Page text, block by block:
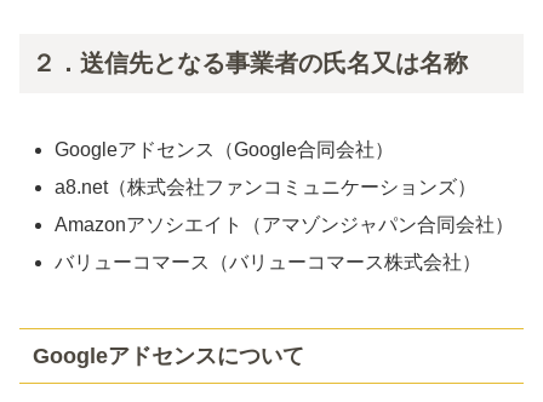
２．送信先となる事業者の氏名又は名称
Googleアドセンス（Google合同会社）
a8.net（株式会社ファンコミュニケーションズ）
Amazonアソシエイト（アマゾンジャパン合同会社）
バリューコマース（バリューコマース株式会社）
Googleアドセンスについて